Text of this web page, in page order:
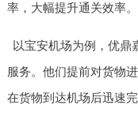
率，大幅提升通关效率。
以宝安机场为例，优鼎
服务。他们提前对货物
在货物到达机场后迅速